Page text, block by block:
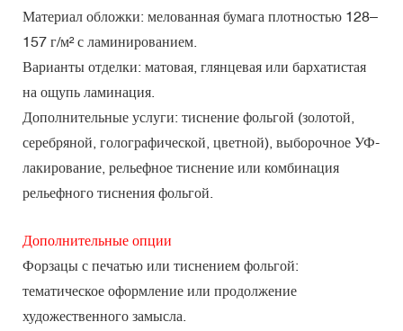
Материал обложки: мелованная бумага плотностью 128–
157 г/м² с ламинированием.
Варианты отделки: матовая, глянцевая или бархатистая
на ощупь ламинация.
Дополнительные услуги: тиснение фольгой (золотой,
серебряной, голографической, цветной), выборочное УФ-
лакирование, рельефное тиснение или комбинация
рельефного тиснения фольгой.
Дополнительные опции
Форзацы с печатью или тиснением фольгой:
тематическое оформление или продолжение
художественного замысла.